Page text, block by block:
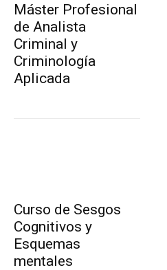
Máster Profesional
de Analista
Criminal y
Criminología
Aplicada
Curso de Sesgos
Cognitivos y
Esquemas
mentales